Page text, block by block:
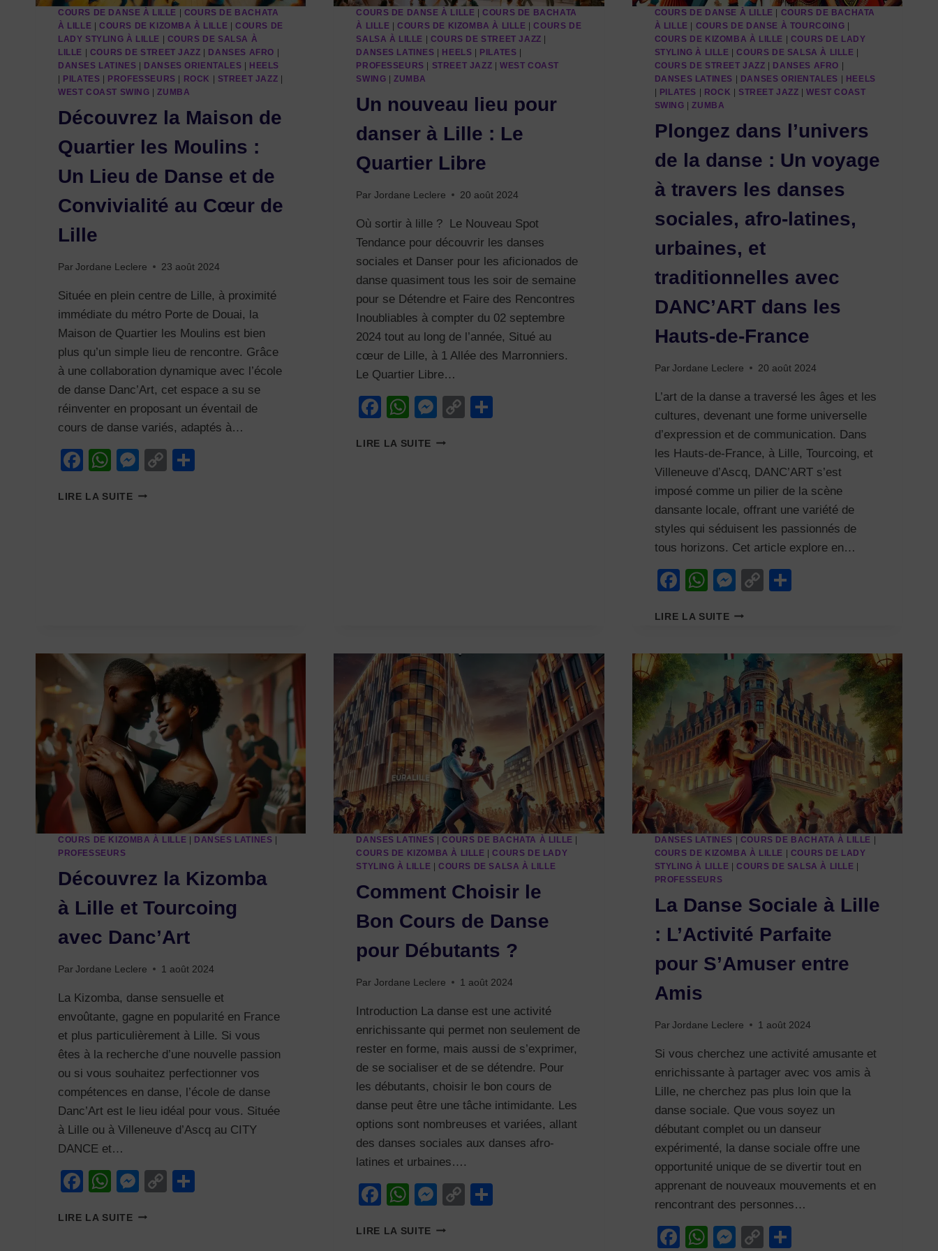
COURS DE DANSE À LILLE
COURS DE BACHATA
À LILLE
COURS DE KIZOMBA À LILLE |COURS DE
LADY STYLING À LILLE
COURS DE SALSA À
LILLE
COURS DE STREET JAZZ DANSES AFRO
DANSES LATINES
DANSES ORIENTALES
HEELS
PILATES PROFESSEURS ROCK STREET JAZZ
WEST COAST SWING |ZUMBA
Découvrez la Maison de
Quartier les Moulins :
Un Lieu de Danse et de
Convivialité au Cœur de
Lille
Par Jordane Leclere 23 août 2024
Située en plein centre de Lille, à proximité
immédiate du métro Porte de Douai, la
Maison de Quartier les Moulins est bien
plus qu’un simple lieu de rencontre. Grâce
à une collaboration dynamique avec l’école
de danse Danc’Art, cet espace a su se
réinventer en proposant un éventail de
cours de danse variés, adaptés à…
Facebook
WhatsApp
Messenger
Copy
LIRE LA SUITEDÉCOUVREZ
DANSE
ET
CONVIVIALITÉ
CŒUR
DE
LILLE
COURS DE DANSE À LILLE |COURS DE BACHATA
À LILLE |COURS DE KIZOMBA À LILLE |COURS DE
SALSA À LILLE
COURS DE STREET JAZZ
DANSES LATINES
HEELS PILATES
PROFESSEURS
STREET JAZZ |WEST COAST
SWING |ZUMBA
Un nouveau lieu pour
danser à Lille : Le
Quartier Libre
Par Jordane Leclere 20 août 2024
Où sortir à lille ? Le Nouveau Spot
Tendance pour découvrir les danses
sociales et Danser pour les aficionados de
danse quasiment tous les soir de semaine
pour se Détendre et Faire des Rencontres
Inoubliables à compter du 02 septembre
2024 tout au long de l’année, Situé au
cœur de Lille, à 1 Allée des Marronniers.
Le Quartier Libre…
Facebook
WhatsApp
Messenger
Copy
LIRE LA SUITE UN
COURS DE DANSE À LILLE
COURS DE BACHATA
À LILLE
COURS DE DANSE À TOURCOING
COURS DE KIZOMBA À LILLE
COURS DE LADY
STYLING À LILLE |COURS DE SALSA À LILLE
COURS DE STREET JAZZ
DANSES AFRO
DANSES LATINES
DANSES ORIENTALES
HEELS
PILATES ROCK STREET JAZZ |WEST COAST
SWING |ZUMBA
Plongez dans l’univers
de la danse : Un voyage
à travers les danses
sociales, afro-latines,
urbaines, et
traditionnelles avec
DANC’ART dans les
Hauts-de-France
Par Jordane Leclere 20 août 2024
L’art de la danse a traversé les âges et les
cultures, devenant une forme universelle
d’expression et de communication. Dans
les Hauts-de-France, à Lille, Tourcoing, et
Villeneuve d’Ascq, DANC’ART s’est
imposé comme un pilier de la scène
dansante locale, offrant une variété de
styles qui séduisent les passionnés de
tous horizons. Cet article explore en…
Facebook
WhatsApp
Messenger
Copy
LIRE LA SUITEPLONGEZ
DE
LA
DANSE
:
UN
VOYAGE
À
TRAVERS
LES
DANSES
SOCIALES,
AFRO-
LATINES,
URBAINES,
ET
DANC’ART
LES
DE-
COURS DE KIZOMBA À LILLE DANSES LATINES
PROFESSEURS
Découvrez la Kizomba
à Lille et Tourcoing
avec Danc’Art
Par Jordane Leclere 1 août 2024
La Kizomba, danse sensuelle et
envoûtante, gagne en popularité en France
et plus particulièrement à Lille. Si vous
êtes à la recherche d’une nouvelle passion
ou si vous souhaitez perfectionner vos
compétences en danse, l’école de danse
Danc’Art est le lieu idéal pour vous. Située
à Lille ou à Villeneuve d’Ascq au CITY
DANCE et…
Facebook
WhatsApp
Messenger
Copy
LIRE LA SUITEDÉCOUVREZ
DANSES LATINES |COURS DE BACHATA À LILLE
COURS DE KIZOMBA À LILLE |COURS DE LADY
STYLING À LILLE |COURS DE SALSA À LILLE
Comment Choisir le
Bon Cours de Danse
pour Débutants ?
Par Jordane Leclere 1 août 2024
Introduction La danse est une activité
enrichissante qui permet non seulement de
rester en forme, mais aussi de s’exprimer,
de se socialiser et de se détendre. Pour
les débutants, choisir le bon cours de
danse peut être une tâche intimidante. Les
options sont nombreuses et variées, allant
des danses sociales aux danses afro-
latines et urbaines….
Facebook
WhatsApp
Messenger
Copy
LIRE LA SUITE COMMENT
DANSES LATINES COURS DE BACHATA À LILLE
COURS DE KIZOMBA À LILLE
COURS DE LADY
STYLING À LILLE |COURS DE SALSA À LILLE
PROFESSEURS
La Danse Sociale à Lille
: L’Activité Parfaite
pour S’Amuser entre
Amis
Par Jordane Leclere 1 août 2024
Si vous cherchez une activité amusante et
enrichissante à partager avec vos amis à
Lille, ne cherchez pas plus loin que la
danse sociale. Que vous soyez un
débutant complet ou un danseur
expérimenté, la danse sociale offre une
opportunité unique de se divertir tout en
apprenant de nouveaux mouvements et en
rencontrant des personnes…
Facebook
WhatsApp
Messenger
Copy